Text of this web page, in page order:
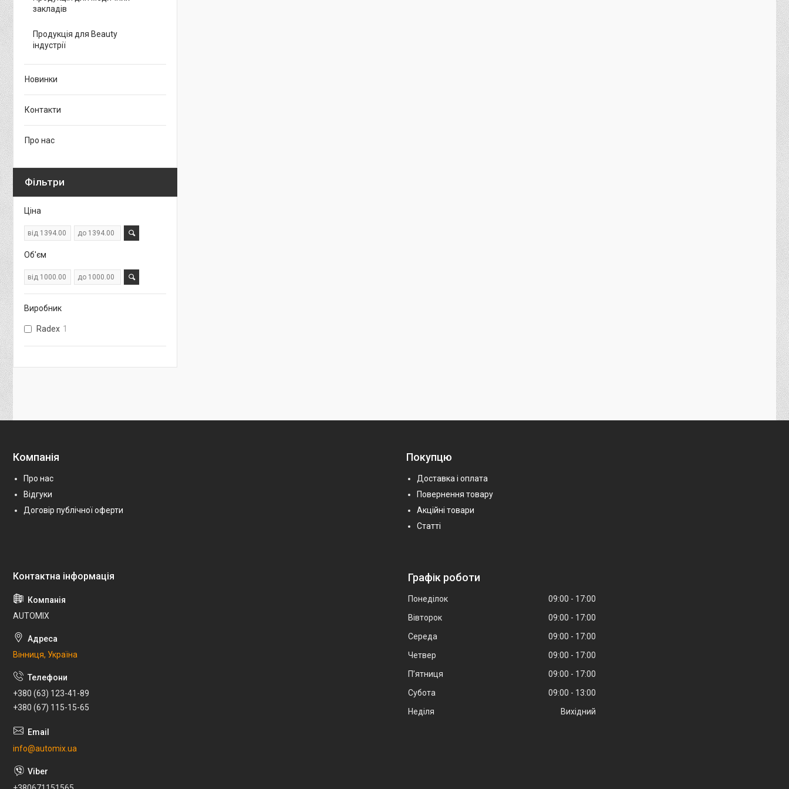
закладів
Продукція для Beauty
індустрії
Новинки
Контакти
Про нас
Фільтри
Ціна
Об'єм
Виробник
Radex 1
Компанія
Про нас
Відгуки
Договір публічної оферти
Покупцю
Доставка і оплата
Повернення товару
Акційні товари
Статті
AUTOMIX
Вінниця, Україна
+380 (63) 123-41-89
+380 (67) 115-15-65
info@automix.ua
Графік роботи
Понеділок 09:00
17:00
Вівторок
09:00
17:00
Середа
09:00
17:00
Четвер
09:00
17:00
Пʼятниця
09:00
17:00
Субота
09:00
13:00
Неділя
Вихідний